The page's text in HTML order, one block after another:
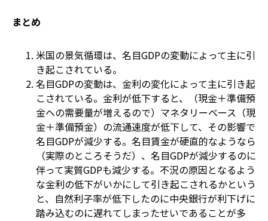
まとめ
米国の景気循環は、名目GDPの変動によって主に引
き起こされている。
名目GDPの変動は、金利の変化によって主に引き起
こされている。金利が低下すると、（現金＋準備預
金への需要量が増えるので）マネタリーベース（現
金＋準備預金）の流通速度が低下して、その影響で
名目GDPが減少する。名目賃金が硬直的なようなら
（実際のところそうだ）、名目GDPが減少するのに
伴って実質GDPも減少する。不況の原因となるよう
な金利の低下がいかにして引き起こされるかという
と、自然利子率が低下したのに中央銀行が利下げに
踏み込むのに遅れてしまったせいであることが多